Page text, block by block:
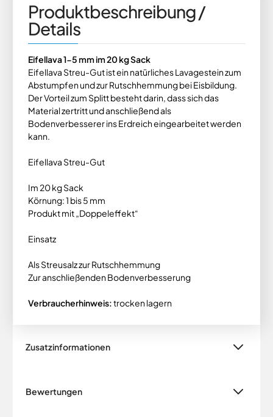
Produktbeschreibung /
Details
Eifellava 1-5 mm im 20 kg Sack
Eifellava Streu-Gut ist ein natürliches Lavagestein zum
Abstumpfen und zur Rutschhemmung bei Eisbildung.
Der Vorteil zum Splitt besteht darin, dass sich das
Material zertritt und anschließend als
Bodenverbesserer ins Erdreich eingearbeitet werden
kann.
Eifellava Streu-Gut
Im 20 kg Sack
Körnung: 1 bis 5 mm
Produkt mit „Doppeleffekt“
Einsatz
Als Streusalz zur Rutschhemmung
Zur anschließenden Bodenverbesserung
Verbraucherhinweis:trocken lagern
Zusatzinformationen
Bewertungen